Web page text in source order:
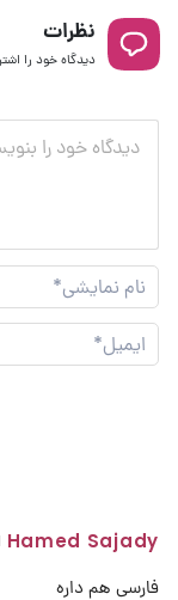
نظرات
دیدگاه خود را
Hamed Sajady
فارسی هم داره